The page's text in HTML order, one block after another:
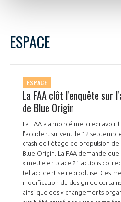
ESPACE
ESPACE
La FAA clôt l'enquête sur
de Blue Origin
La FAA a annoncé mercredi avoir
l'accident survenu le 12
crash de l'étage de propulsion de
Blue Origin. La FAA demande
« mette en place 21 actions
tel accident se reproduise. Ces
modification du design de
ainsi que des « changements